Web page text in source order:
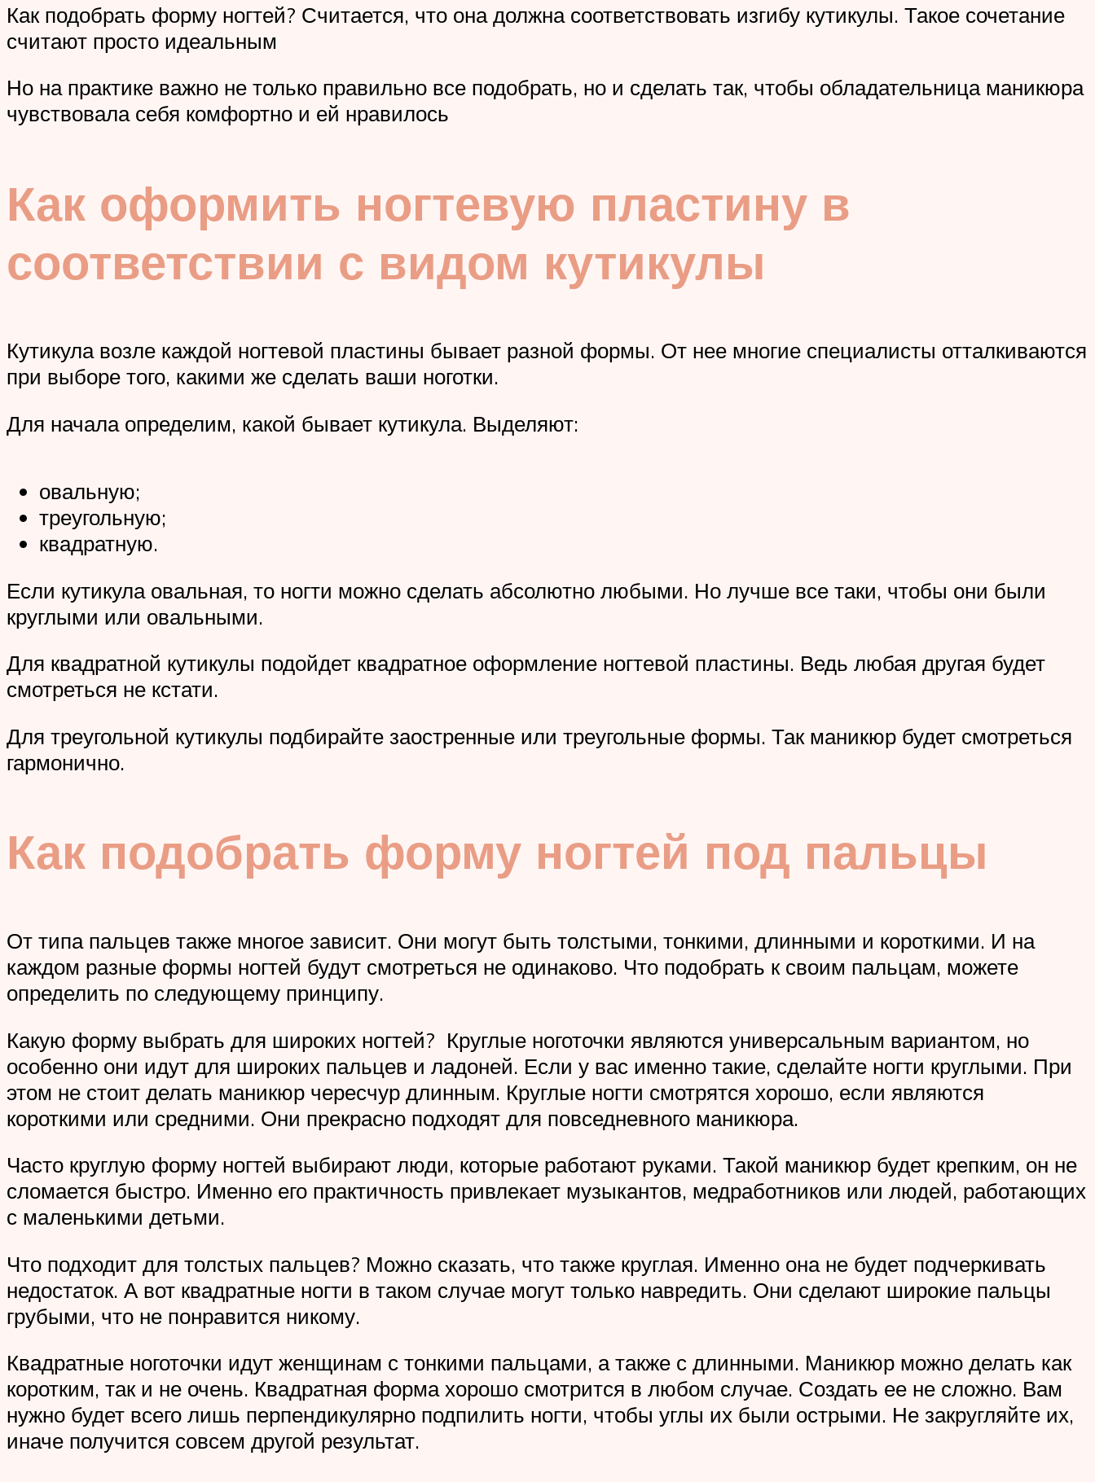
Как подобрать форму ногтей? Считается, что она должна соответствовать изгибу кутикулы. Такое сочетание
считают просто идеальным
Но на практике важно не только правильно все подобрать, но и сделать так, чтобы обладательница маникюра
чувствовала себя комфортно и ей нравилось
Как оформить ногтевую пластину в
соответствии с видом кутикулы
Кутикула возле каждой ногтевой пластины бывает разной формы. От нее многие специалисты отталкиваются
при выборе того, какими же сделать ваши ноготки.
Для начала определим, какой бывает кутикула. Выделяют:
овальную;
треугольную;
квадратную.
Если кутикула овальная, то ногти можно сделать абсолютно любыми. Но лучше все таки, чтобы они были
круглыми или овальными.
Для квадратной кутикулы подойдет квадратное оформление ногтевой пластины. Ведь любая другая будет
смотреться не кстати.
Для треугольной кутикулы подбирайте заостренные или треугольные формы. Так маникюр будет смотреться
гармонично.
Как подобрать форму ногтей под пальцы
От типа пальцев также многое зависит. Они могут быть толстыми, тонкими, длинными и короткими. И на
каждом разные формы ногтей будут смотреться не одинаково. Что подобрать к своим пальцам, можете
определить по следующему принципу.
Какую форму выбрать для широких ногтей? Круглые ноготочки являются универсальным вариантом, но
особенно они идут для широких пальцев и ладоней. Если у вас именно такие, сделайте ногти круглыми. При
этом не стоит делать маникюр чересчур длинным. Круглые ногти смотрятся хорошо, если являются
короткими или средними. Они прекрасно подходят для повседневного маникюра.
Часто круглую форму ногтей выбирают люди, которые работают руками. Такой маникюр будет крепким, он не
сломается быстро. Именно его практичность привлекает музыкантов, медработников или людей, работающих
с маленькими детьми.
Что подходит для толстых пальцев? Можно сказать, что также круглая. Именно она не будет подчеркивать
недостаток. А вот квадратные ногти в таком случае могут только навредить. Они сделают широкие пальцы
грубыми, что не понравится никому.
Квадратные ноготочки идут женщинам с тонкими пальцами, а также с длинными. Маникюр можно делать как
коротким, так и не очень. Квадратная форма хорошо смотрится в любом случае. Создать ее не сложно. Вам
нужно будет всего лишь перпендикулярно подпилить ногти, чтобы углы их были острыми. Не закругляйте их,
иначе получится совсем другой результат.